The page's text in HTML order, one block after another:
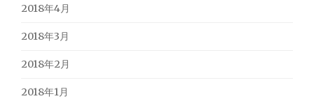
2018年4月
2018年3月
2018年2月
2018年1月